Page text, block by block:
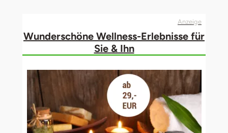
Anzeige
Wunderschöne Wellness-Erlebnisse für
Sie & Ihn